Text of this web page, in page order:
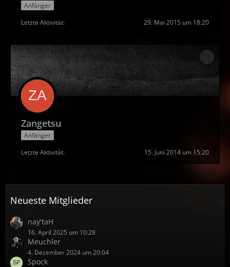
Anfänger
Letzte Aktivität
29. Mai 2015 um 18:20
Zangetsu
Anfänger
Letzte Aktivität
15. Juni 2014 um 15:20
Neueste Mitglieder
nay'taH
16. April 2025 um 10:28
Meuchler
4. Dezember 2024 um 20:04
Spock